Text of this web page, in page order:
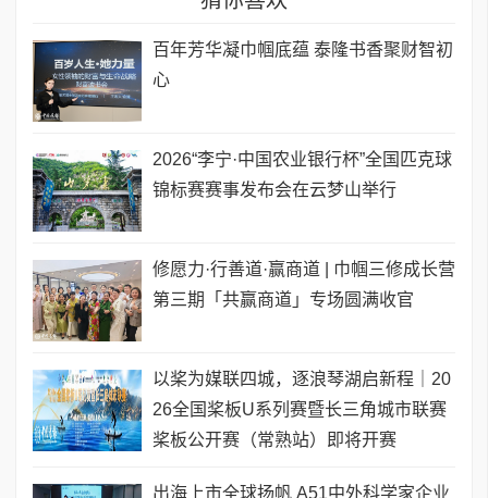
百年芳华凝巾帼底蕴 泰隆书香聚财智初
心
2026“李宁·中国农业银行杯”全国匹克球
锦标赛赛事发布会在云梦山举行
修愿力·行善道·赢商道 | 巾帼三修成长营
第三期「共赢商道」专场圆满收官
以桨为媒联四城，逐浪琴湖启新程｜20
26全国桨板U系列赛暨长三角城市联赛
桨板公开赛（常熟站）即将开赛
出海上市全球扬帆 A51中外科学家企业